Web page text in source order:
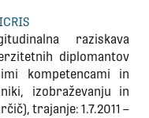
raziskava
diplomantov
kompetencami in
izobraževanju in
trajanje: 1.7.2011 –